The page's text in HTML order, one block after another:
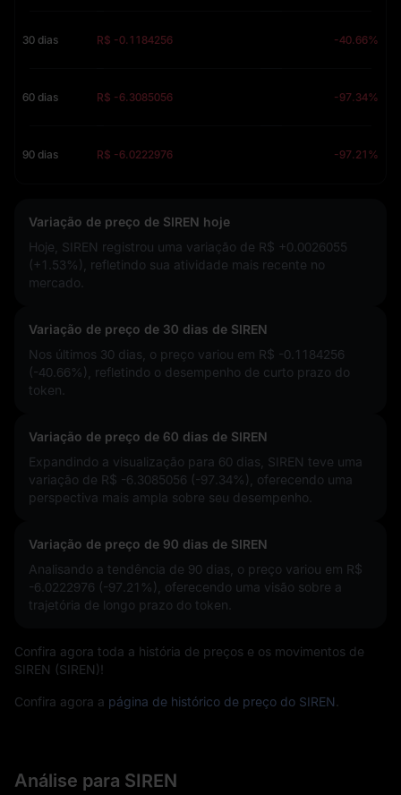
30 dias R$ -0.1184256 -40.66%
60 dias R$ -6.3085056 -97.34%
90 dias R$ -6.0222976 -97.21%
Variação de preço de SIREN hoje
Hoje, SIREN registrou uma variação de R$ +0.0026055
(+1.53%)
, refletindo sua atividade mais recente no
mercado.
Variação de preço de 30 dias de SIREN
Nos últimos 30 dias, o preço variou em R$ -0.1184256
(-40.66%)
, refletindo o desempenho de curto prazo do
token.
Variação de preço de 60 dias de SIREN
Expandindo a visualização para 60 dias, SIREN teve uma
variação de R$ -6.3085056 (-97.34%)
, oferecendo uma
perspectiva mais ampla sobre seu desempenho.
Variação de preço de 90 dias de SIREN
Analisando a tendência de 90 dias, o preço variou em R$
-6.0222976 (-97.21%)
, oferecendo uma visão sobre a
trajetória de longo prazo do token.
Confira agora toda a história de preços e os movimentos de
SIREN (SIREN)!
Confira agora a página de histórico de preço do SIREN
Análise para SIREN